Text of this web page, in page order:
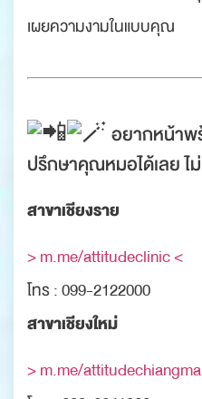
เผยความงามในแบบคุณ
อยากหน้าพ
ปรึกษาคุณหมอได้เลย ไ
สาขาเชียงราย
> m.me/attitudeclinic <
โทร : 099-2122000
สาขาเชียงใหม่
> m.me/